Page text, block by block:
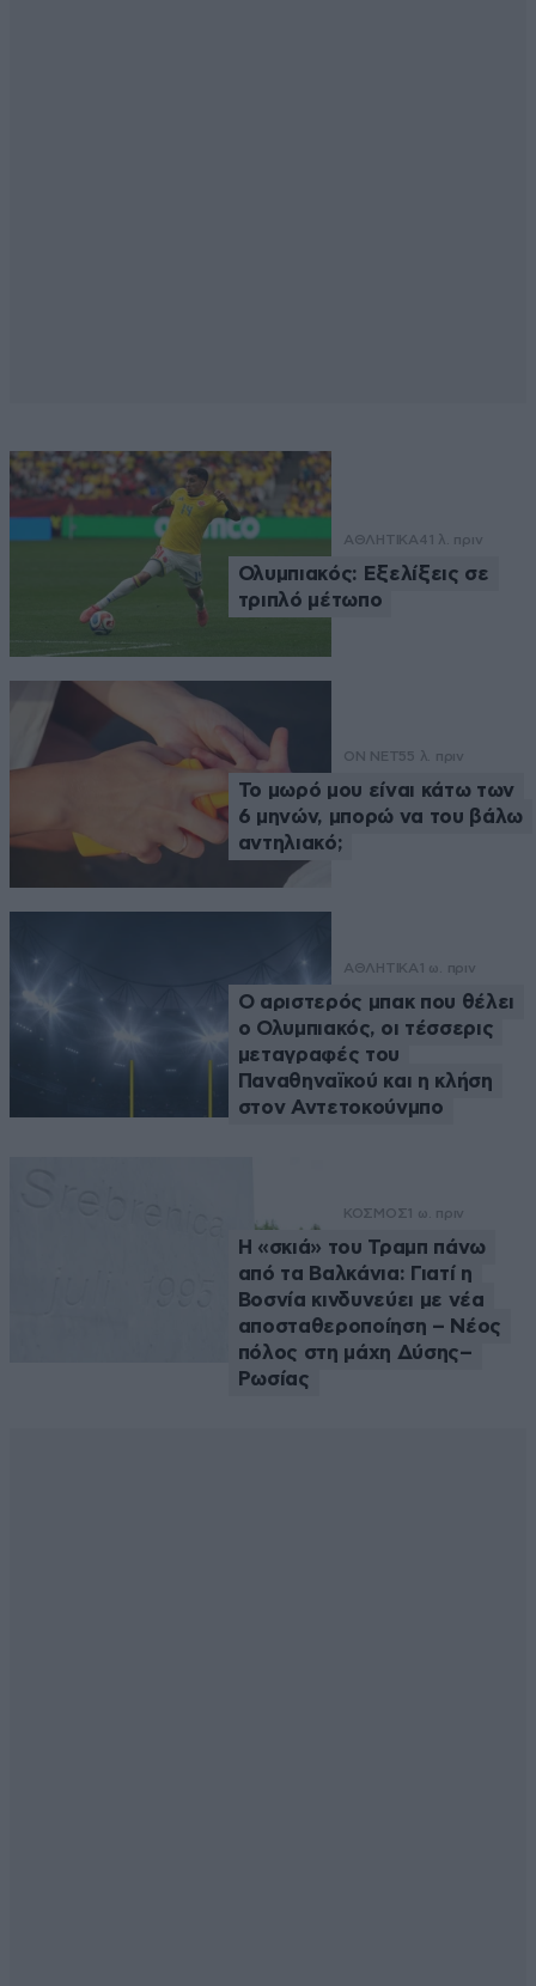
ΑΘΛΗΤΙΚΑ41 λ. πριν
Ολυμπιακός: Εξελίξεις σε
τριπλό μέτωπο
ON NET55 λ. πριν
Το μωρό μου είναι κάτω των
6 μηνών, μπορώ να του βάλω
αντηλιακό;
ΑΘΛΗΤΙΚΑ 1 ω. πριν
Ο αριστερός μπακ που θέλει
ο Ολυμπιακός, οι τέσσερις
μεταγραφές του
Παναθηναϊκού και η κλήση
στον Αντετοκούνμπο
ΚΟΣΜΟΣ 1 ω. πριν
Η «σκιά» του Τραμπ πάνω
από τα Βαλκάνια: Γιατί η
Βοσνία κινδυνεύει με νέα
αποσταθεροποίηση – Νέος
πόλος στη μάχη Δύσης–
Ρωσίας